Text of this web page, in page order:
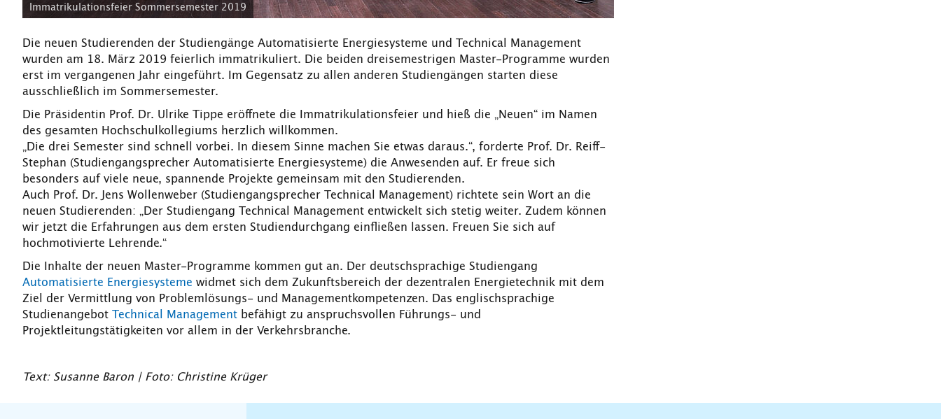
Immatrikulationsfeier Sommersemester 2019
Die neuen Studierenden der Studiengänge Automatisierte Energiesysteme und Technical Management
wurden am 18. März 2019 feierlich immatrikuliert. Die beiden dreisemestrigen Master-Programme wurden
erst im vergangenen Jahr eingeführt. Im Gegensatz zu allen anderen Studiengängen starten diese
ausschließlich im Sommersemester.
Die Präsidentin Prof. Dr. Ulrike Tippe eröffnete die Immatrikulationsfeier und hieß die „Neuen“ im Namen
des gesamten Hochschulkollegiums herzlich willkommen.
„Die drei Semester sind schnell vorbei. In diesem Sinne machen Sie etwas daraus.“, forderte Prof. Dr. Reiff-
Stephan (Studiengangsprecher Automatisierte Energiesysteme) die Anwesenden auf. Er freue sich
besonders auf viele neue, spannende Projekte gemeinsam mit den Studierenden.
Auch Prof. Dr. Jens Wollenweber (Studiengangsprecher Technical Management) richtete sein Wort an die
neuen Studierenden: „Der Studiengang Technical Management entwickelt sich stetig weiter. Zudem können
wir jetzt die Erfahrungen aus dem ersten Studiendurchgang einfließen lassen. Freuen Sie sich auf
hochmotivierte Lehrende.“
Die Inhalte der neuen Master-Programme kommen gut an. Der deutschsprachige Studiengang
Automatisierte Energiesysteme widmet sich dem Zukunftsbereich der dezentralen Energietechnik mit dem
Ziel der Vermittlung von Problemlösungs- und Managementkompetenzen. Das englischsprachige
Studienangebot Technical Management befähigt zu anspruchsvollen Führungs- und
Projektleitungstätigkeiten vor allem in der Verkehrsbranche.
Text: Susanne Baron | Foto: Christine Krüger